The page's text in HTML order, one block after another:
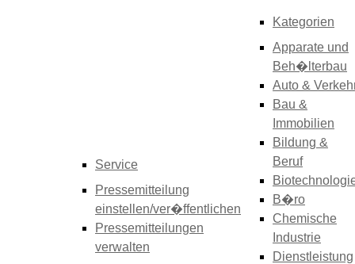
Service
Pressemitteilung
einstellen/ver�ffentlichen
Pressemitteilungen
verwalten
Kategorien
Apparate und
Beh�lterbau
Auto &
Bau &
Immobilien
Bildung &
Beruf
B�ro
Chemische
Industrie
Dienstleistung